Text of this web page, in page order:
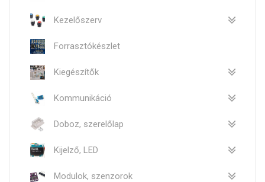
Kezelőszerv
Forrasztókészlet
Kiegészítők
Kommunikáció
Doboz, szerelőlap
Kijelző, LED
Modulok, szenzorok